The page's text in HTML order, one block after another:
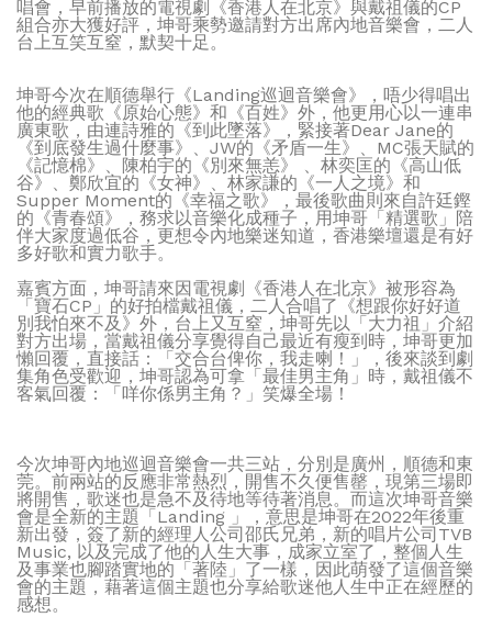
唱會，早前播放的電視劇《香港人在北京》與戴祖儀的CP
組合亦大獲好評，坤哥乘勢邀請對方出席內地音樂會，二人
台上互笑互窒，默契十足。
坤哥今次在順德舉行《Landing巡迴音樂會》，唔少得唱出
他的經典歌《原始心態》和《百姓》外，他更用心以一連串
廣東歌，由連詩雅的《到此墜落》，緊接著Dear Jane的
《到底發生過什麼事》、JW的《矛盾一生》、MC張天賦的
《記憶棉》、陳柏宇的《別來無恙》 、林奕匡的《高山低
谷》、鄭欣宜的《女神》、林家謙的《一人之境》和
Supper Moment的《幸福之歌》，最後歌曲則來自許廷鏗
的《青春頌》，務求以音樂化成種子，用坤哥「精選歌」陪
伴大家度過低谷，更想令內地樂迷知道，香港樂壇還是有好
多好歌和實力歌手。
嘉賓方面，坤哥請來因電視劇《香港人在北京》被形容為
「寶石CP」的好拍檔戴祖儀，二人合唱了《想跟你好好道
別我怕來不及》外，台上又互窒，坤哥先以「大力祖」介紹
對方出場，當戴祖儀分享覺得自己最近有瘦到時，坤哥更加
懶回覆，直接話：「交合台俾你，我走喇！」，後來談到劇
集角色受歡迎，坤哥認為可拿「最佳男主角」時，戴祖儀不
客氣回覆：「咩你係男主角？」笑爆全場！
今次坤哥內地巡迴音樂會一共三站，分別是廣州，順德和東
莞。前兩站的反應非常熱烈，開售不久便售罄，現第三場即
將開售，歌迷也是急不及待地等待著消息。而這次坤哥音樂
會是全新的主題「Landing 」，意思是坤哥在2022年後重
新出發，簽了新的經理人公司邵氏兄弟，新的唱片公司TVB
Music, 以及完成了他的人生大事，成家立室了，整個人生
及事業也腳踏實地的「著陸」了一樣，因此萌發了這個音樂
會的主題，藉著這個主題也分享給歌迷他人生中正在經歷的
感想。